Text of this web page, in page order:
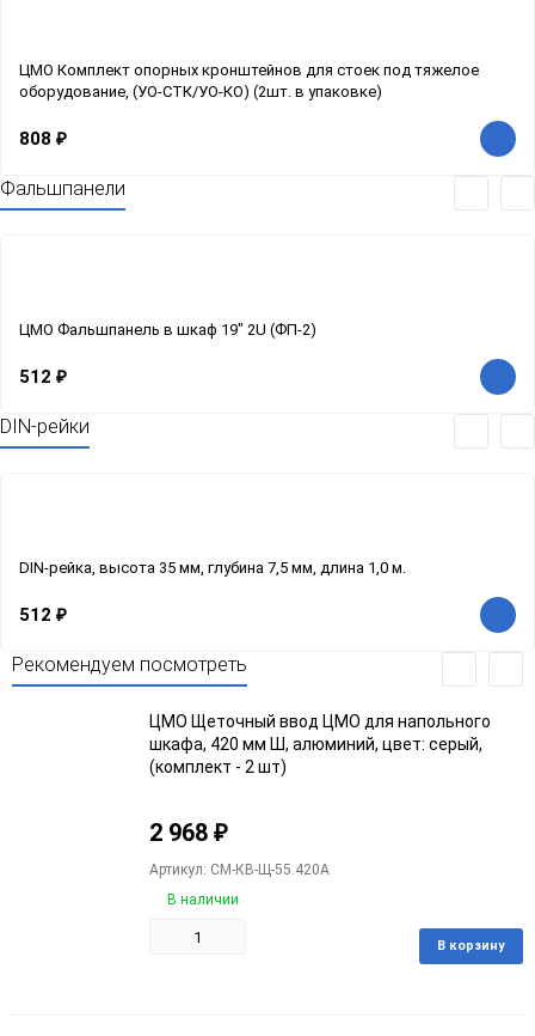
ЦМО Комплект опорных кронштейнов для стоек под тяжелое
оборудование, (УО-СТК/УО-КО) (2шт. в упаковке)
808 ₽
Фальшпанели
ЦМО Фальшпанель в шкаф 19" 2U (ФП-2)
512 ₽
DIN-рейки
DIN-рейка, высота 35 мм, глубина 7,5 мм, длина 1,0 м.
512 ₽
Рекомендуем посмотреть
ЦМО Щеточный ввод ЦМО для напольного
шкафа, 420 мм Ш, алюминий, цвет: серый,
(комплект - 2 шт)
2 968 ₽
Артикул: CM-КВ-Щ-55.420А
В наличии
В корзину